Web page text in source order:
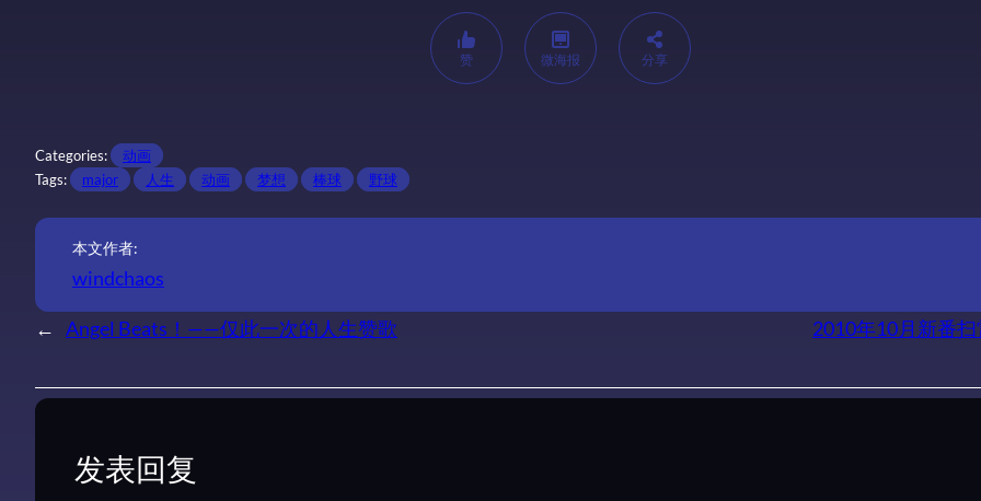
赞 微海报 分享
Categories:
动画
Tags:
major 人生 动画 梦想 棒球 野球
本文作者:
windchaos
← Angel Beats！——仅此一次的人生赞歌 2010年10月新番扫
发表回复